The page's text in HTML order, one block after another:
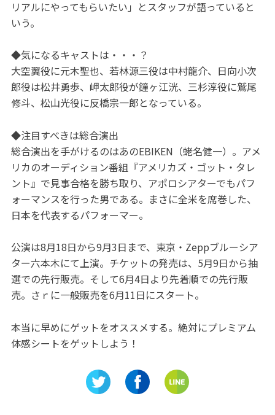
リアルにやってもらいたい」とスタッフが語っていると
いう。
◆気になるキャストは・・・？
大空翼役に元木聖也、若林源三役は中村龍介、日向小次
郎役は松井勇歩、岬太郎役が鐘ヶ江洸、三杉淳役に鷲尾
修斗、松山光役に反橋宗一郎となっている。
◆注目すべきは総合演出
総合演出を手がけるのはあのEBIKEN（蛯名健一）。アメ
リカのオーディション番組『アメリカズ・ゴット・タレ
ント』で見事合格を勝ち取り、アポロシアターでもパフ
ォーマンスを行った男である。まさに全米を席巻した、
日本を代表するパフォーマー。
公演は8月18日から9月3日まで、東京・Zeppブルーシア
ター六本木にて上演。チケットの発売は、5月9日から抽
選での先行販売。そして6月4日より先着順での先行販
売。さｒに一般販売を6月11日にスタート。
本当に早めにゲットをオススメする。絶対にプレミアム
体感シートをゲットしよう！